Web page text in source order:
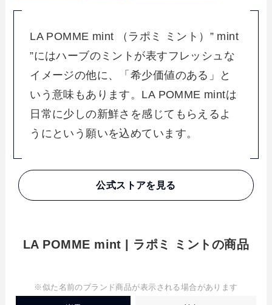
LA POMME mint （ラポミ ミント）” mint
”にはハーブのミントが表すフレッシュな
イメージの他に、「希少価値のある」と
いう意味もあります。LA POMME mintは
日常に少しの新鮮さを感じてもらえるよ
うにという願いを込めています。
公式ストアを見る
LA POMME mint | ラポミ ミントの商品
※似た名前のブランド商品が表示される場合があります